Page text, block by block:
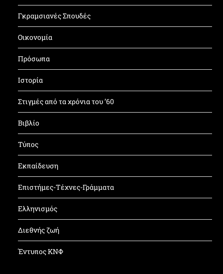
Γκραμσιανές Σπουδές
Οικονομία
Πρόσωπα
Ιστορία
Στιγμές από τα χρόνια του ’60
Βιβλίο
Τύπος
Εκπαίδευση
Επιστήμες-Τέχνες-Γράμματα
Ελληνισμός
Διεθνής ζωή
Έντυπος ΚΝΦ